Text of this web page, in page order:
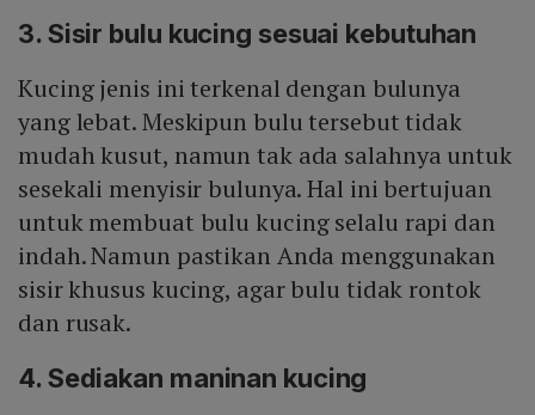
3. Sisir bulu kucing sesuai kebutuhan
Kucing jenis ini terkenal dengan bulunya
yang lebat. Meskipun bulu tersebut tidak
mudah kusut, namun tak ada salahnya untuk
sesekali menyisir bulunya. Hal ini bertujuan
untuk membuat bulu kucing selalu rapi dan
indah. Namun pastikan Anda menggunakan
sisir khusus kucing, agar bulu tidak rontok
dan rusak.
4. Sediakan maninan kucing